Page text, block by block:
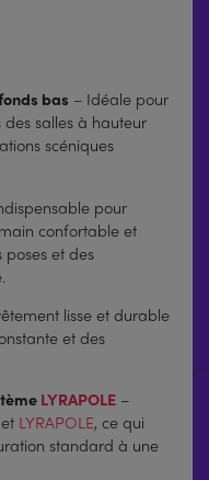
bas – Idéale pour
salles à hauteur
scéniques
pour
confortable et
et des
lisse et durable
et des
LYRAPOLE–
LYRAPOLE, ce qui
standard à une